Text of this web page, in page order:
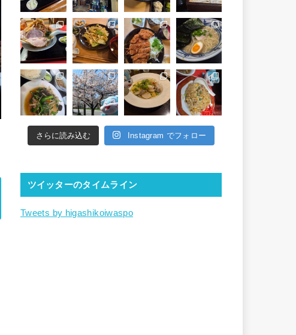
さらに読み込む Instagram でフォロー
ツイッターのタイムライン
Tweets by higashikoiwaspo